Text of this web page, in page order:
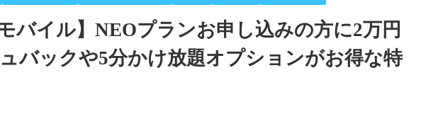
バイル】NEOプランお申し込みの方に2万円
バックや5分かけ放題オプションがお得な特